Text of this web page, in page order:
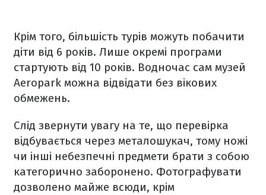
Крім того, більшість турів можуть побачити
діти від 6 років. Лише окремі програми
стартують від 10 років. Водночас сам музей
Aeropark можна відвідати без вікових
обмежень.
Слід звернути увагу на те, що перевірка
відбувається через металошукач, тому ножі
чи інші небезпечні предмети брати з собою
категорично заборонено. Фотографувати
дозволено майже всюди, крім